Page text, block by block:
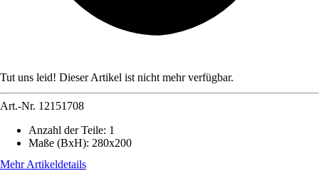
Tut uns leid! Dieser Artikel ist nicht mehr verfügbar.
Art.-Nr. 12151708
Anzahl der Teile: 1
Maße (BxH): 280x200
Mehr Artikeldetails